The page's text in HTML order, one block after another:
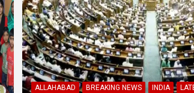
ALLAHABAD BREAKING NEWS INDIA